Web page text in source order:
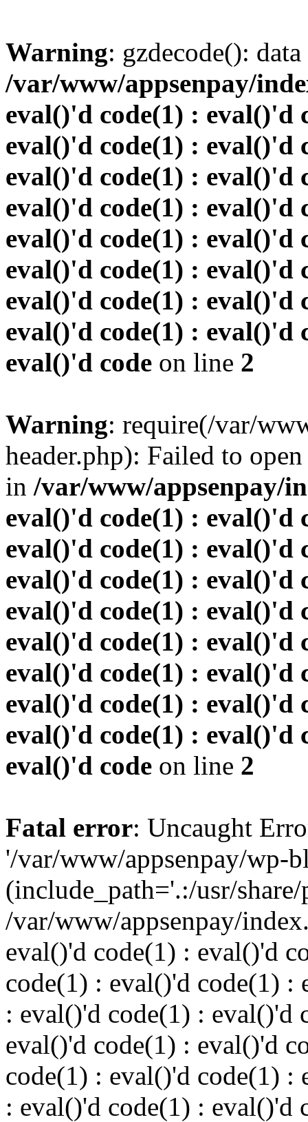
Warning: gzdecode():
/var/www/appsenpay/
eval()'d code(1) : eval()'d
eval()'d code(1) : eval()'d
eval()'d code(1) : eval()'d
eval()'d code(1) : eval()'d
eval()'d code(1) : eval()'d
eval()'d code(1) : eval()'d
eval()'d code(1) : eval()'d
eval()'d code(1) : eval()'d
eval()'d code on line 2
Warning: require(/var/
header.php): Failed to
in /var/www/appsenpay/
eval()'d code(1) : eval()'d
eval()'d code(1) : eval()'d
eval()'d code(1) : eval()'d
eval()'d code(1) : eval()'d
eval()'d code(1) : eval()'d
eval()'d code(1) : eval()'d
eval()'d code(1) : eval()'d
eval()'d code(1) : eval()'d
eval()'d code on line 2
Fatal error: Uncaught
'/var/www/appsenpay/wp-
(include_path='.:/usr/
/var/www/appsenpay/
eval()'d code(1) : eval()'d
code(1) : eval()'d code(1) :
: eval()'d code(1) : eval()'d
eval()'d code(1) : eval()'d
code(1) : eval()'d code(1) :
: eval()'d code(1) : eval()'d